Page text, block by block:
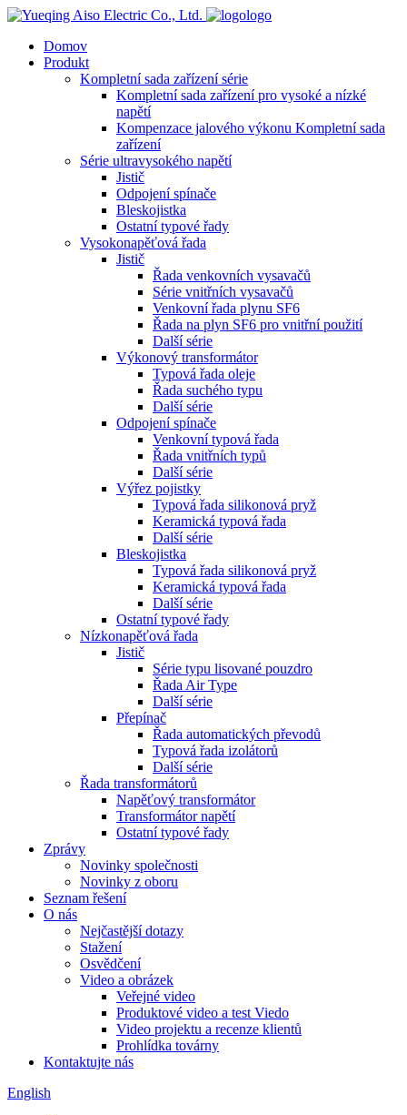
logo
Domov
Produkt
Kompletní sada zařízení série
Kompletní sada zařízení pro vysoké a nízké
napětí
Kompenzace jalového výkonu Kompletní sada
zařízení
Série ultravysokého napětí
Jistič
Odpojení spínače
Bleskojistka
Ostatní typové řady
Vysokonapěťová řada
Jistič
Řada venkovních vysavačů
Série vnitřních vysavačů
Venkovní řada plynu SF6
Řada na plyn SF6 pro vnitřní použití
Další série
Výkonový transformátor
Typová řada oleje
Řada suchého typu
Další série
Odpojení spínače
Venkovní typová řada
Řada vnitřních typů
Další série
Výřez pojistky
Typová řada silikonová pryž
Keramická typová řada
Další série
Bleskojistka
Typová řada silikonová pryž
Keramická typová řada
Další série
Ostatní typové řady
Nízkonapěťová řada
Jistič
Série typu lisované pouzdro
Řada Air Type
Další série
Přepínač
Řada automatických převodů
Typová řada izolátorů
Další série
Řada transformátorů
Napěťový transformátor
Transformátor napětí
Ostatní typové řady
Zprávy
Novinky společnosti
Novinky z oboru
Seznam řešení
O nás
Nejčastější dotazy
Stažení
Osvědčení
Video a obrázek
Veřejné video
Produktové video a test Viedo
Video projektu a recenze klientů
Prohlídka továrny
Kontaktujte nás
English